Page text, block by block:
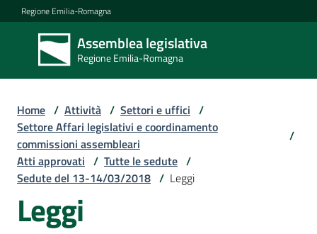
Vai al contenuto
Vai alla navigazione
Vai al footer
Regione Emilia-Romagna
Assemblea legislativa
Regione Emilia-Romagna
Assemblea
legislativa
Regione Emilia-
Assemblea
Attività
Home / Attività / Settori e uffici /
Settore Affari legislativi e coordinamento
commissioni assembleari
/
Atti approvati / Tutte le sedute /
Sedute del 13-14/03/2018 / Leggi
Leggi